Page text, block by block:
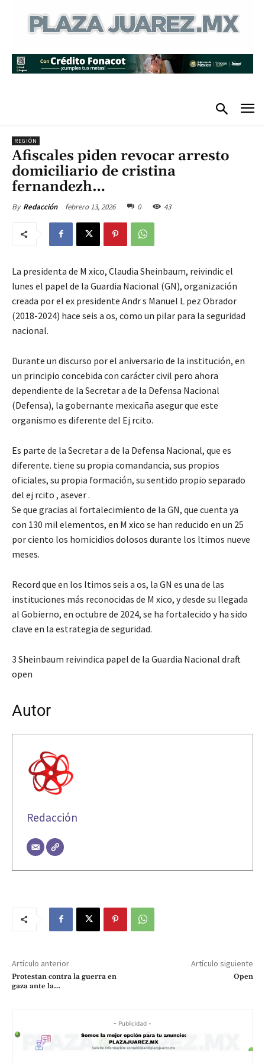
REGIÓN
Afiscales piden revocar arresto
domiciliario de cristina
fernandezh…
By Redacción febrero 13, 2026 0 43
La presidenta de M xico, Claudia Sheinbaum, reivindic el
lunes el papel de la Guardia Nacional (GN), organización
creada por el ex presidente Andr s Manuel L pez Obrador
(2018-2024) hace seis a os, como un pilar para la seguridad
nacional.
Durante un discurso por el aniversario de la institución, en
un principio concebida con carácter civil pero ahora
dependiente de la Secretar a de la Defensa Nacional
(Defensa), la gobernante mexicaña asegur que este
organismo es diferente del Ej rcito.
Es parte de la Secretar a de la Defensa Nacional, que es
diferente. tiene su propia comandancia, sus propios
oficiales, su propia formación, su sentido propio separado
del ej rcito , asever .
Se que gracias al fortalecimiento de la GN, que cuenta ya
con 130 mil elementos, en M xico se han reducido en un 25
por ciento los homicidios dolosos durante los ltimos nueve
meses.
Record que en los ltimos seis a os, la GN es una de las
instituciones más reconocidas de M xico, y desde su llegada
al Gobierno, en octubre de 2024, se ha fortalecido y ha sido
clave en la estrategia de seguridad.
3 Sheinbaum reivindica papel de la Guardia Nacional draft
open
Autor
Redacción
Artículo anterior
Protestan contra la guerra en
gaza ante la…
Artículo siguiente
Open
- Publicidad -